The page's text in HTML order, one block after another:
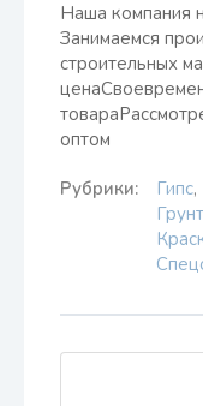
Наша компания
Занимаемся
строительных
оптом
Рубрики: Гипс,